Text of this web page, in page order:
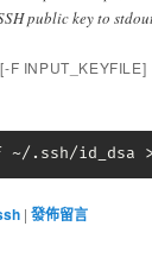
public key to
F INPUT_KEYFILE]
~/.ssh/id_dsa
|發佈留言